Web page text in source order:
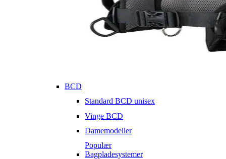
BCD
Standard BCD unisex
Vinge BCD
Damemodeller
Populær
Bagpladesystemer